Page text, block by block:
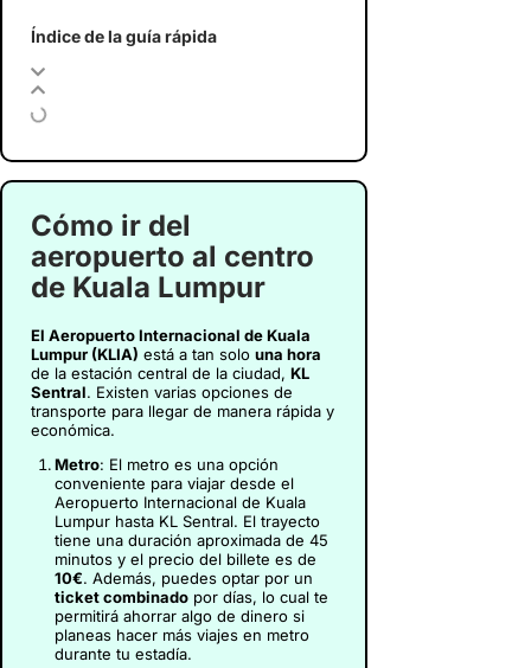
Índice de la guía rápida
Cómo ir del
aeropuerto al centro
de Kuala Lumpur
El Aeropuerto Internacional de Kuala
Lumpur (KLIA) está a tan solo una hora
de la estación central de la ciudad, KL
Sentral. Existen varias opciones de
transporte para llegar de manera rápida y
económica.
Metro: El metro es una opción
conveniente para viajar desde el
Aeropuerto Internacional de Kuala
Lumpur hasta KL Sentral. El trayecto
tiene una duración aproximada de 45
minutos y el precio del billete es de
10€. Además, puedes optar por un
ticket combinado por días, lo cual te
permitirá ahorrar algo de dinero si
planeas hacer más viajes en metro
durante tu estadía.